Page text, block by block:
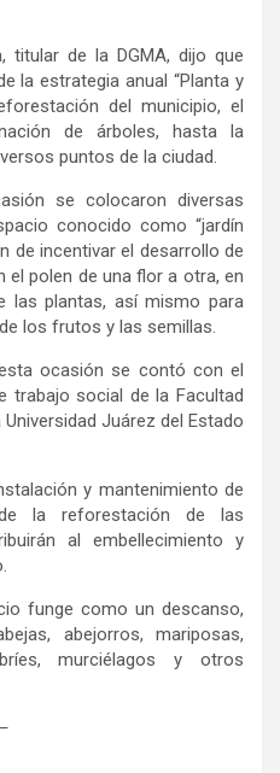
titular de la DGMA, dijo que
la estrategia anual “Planta y
del municipio, el
de árboles, hasta la
puntos de la ciudad.
se colocaron diversas
conocido como “jardín
de incentivar el desarrollo de
polen de una flor a otra, en
las plantas, así mismo para
los frutos y las semillas.
ocasión se contó con el
trabajo social de la Facultad
Juárez del Estado
y mantenimiento de
la reforestación de las
al embellecimiento y
funge como un descanso,
abejorros, mariposas,
murciélagos y otros